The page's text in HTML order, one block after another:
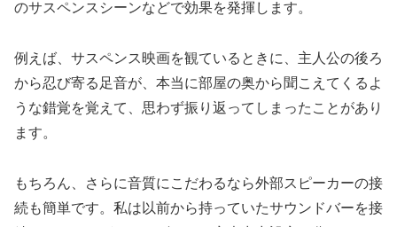
のサスペンスシーンなどで効果を発揮します。
例えば、サスペンス映画を観ているときに、主人公の後ろ
から忍び寄る足音が、本当に部屋の奥から聞こえてくるよ
うな錯覚を覚えて、思わず振り返ってしまったことがあり
ます。
もちろん、さらに音質にこだわるなら外部スピーカーの接
続も簡単です。私は以前から持っていたサウンドバーを接